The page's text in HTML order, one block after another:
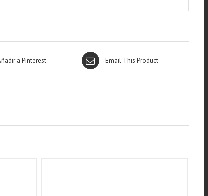
a Pinterest Email This Product